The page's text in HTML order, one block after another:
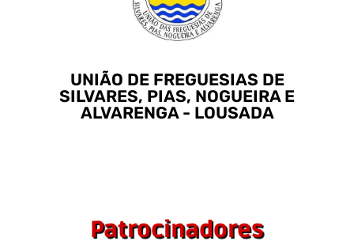
UNIÃO DE FREGUESIAS DE
SILVARES, PIAS, NOGUEIRA E
ALVARENGA - LOUSADA
Alvarenga - Lousada
Patrocinadores